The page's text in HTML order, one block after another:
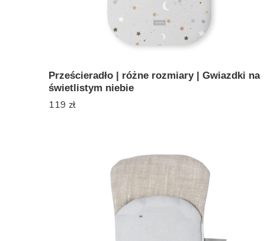
Prześcieradło | różne rozmiary | Gwiazdki na
świetlistym niebie
119 zł